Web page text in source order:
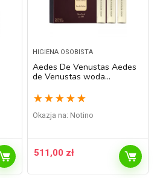
HIGIENA OSOBISTA
Aedes De Venustas Aedes
de Venustas woda
dla kobiet 3 x 10 ml
★ ★ ★ ★ ★
Okazja na: Notino
511,00 zł